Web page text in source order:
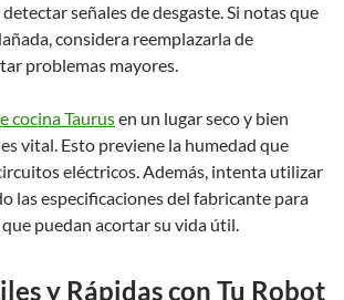
señales de desgaste. Si notas que
considera reemplazarla de
problemas mayores.
cocina Taurusen un lugar seco y bien
vital. Esto previene la humedad que
eléctricos. Además, intenta utilizar
las especificaciones del fabricante para
puedan acortar su vida útil.
y Rápidas con Tu Robot